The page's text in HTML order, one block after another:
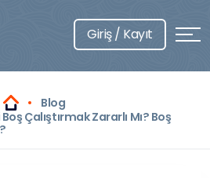
Giriş / Kayıt
Blog
Çalıştırmak Zararlı Mı? Boş